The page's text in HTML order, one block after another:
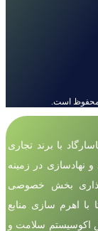
است.
با برند تجاری
گذاری و نهادسازی در زمینه
گذاری بخش خصوصی
اهرم سازی منابع
اکوسیستم سلامت و